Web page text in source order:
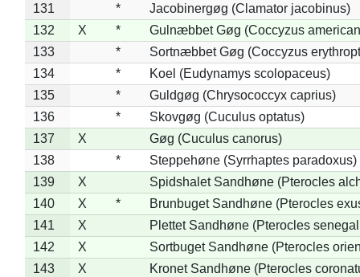
131
*
Jacobinergøg (Clamator jacobinus)
132
X *
Gulnæbbet Gøg (Coccyzus
133
*
Sortnæbbet Gøg (Coccyzus
134
*
Koel (Eudynamys scolopaceus)
135
*
Guldgøg (Chrysococcyx caprius)
136
*
Skovgøg (Cuculus optatus)
137
X
Gøg (Cuculus canorus)
138
*
Steppehøne (Syrrhaptes paradoxus)
139
X
Spidshalet Sandhøne (Pterocles
140
X *
Brunbuget Sandhøne (Pterocles
141
X
Plettet Sandhøne (Pterocles
142
X
Sortbuget Sandhøne (Pterocles
143
X
Kronet Sandhøne (Pterocles